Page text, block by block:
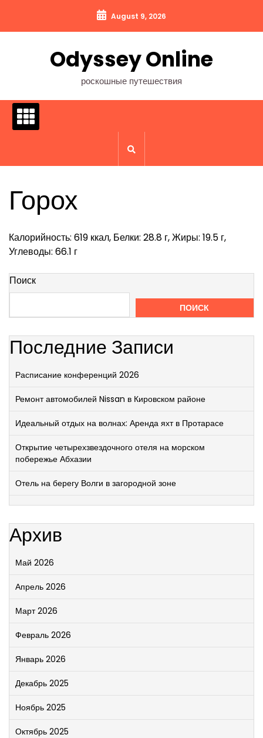
содержимому
August 9, 2026
Odyssey Online
роскошные путешествия
Горох
Калорийность: 619 ккал, Белки: 28.8 г, Жиры: 19.5 г,
Углеводы: 66.1 г
Поиск
ПОИСК
Последние Записи
Расписание конференций 2026
Ремонт автомобилей Nissan в Кировском районе
Идеальный отдых на волнах: Аренда яхт в Протарасе
Открытие четырехзвездочного отеля на морском
побережье Абхазии
Отель на берегу Волги в загородной зоне
Архив
Май 2026
Апрель 2026
Март 2026
Февраль 2026
Январь 2026
Декабрь 2025
Ноябрь 2025
Октябрь 2025